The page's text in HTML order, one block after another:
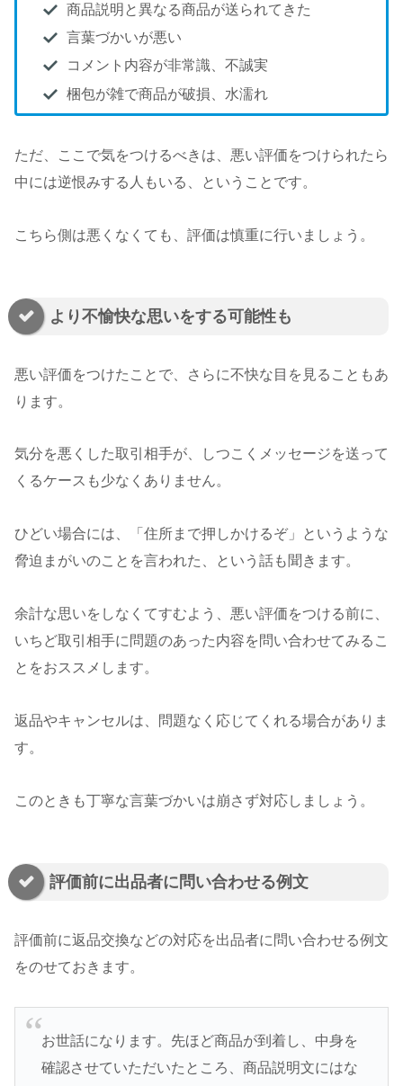
商品説明と異なる商品が送られてきた
言葉づかいが悪い
コメント内容が非常識、不誠実
梱包が雑で商品が破損、水濡れ
ただ、ここで気をつけるべきは、悪い評価をつけられたら
中には逆恨みする人もいる、ということです。
こちら側は悪くなくても、評価は慎重に行いましょう。
より不愉快な思いをする可能性も
悪い評価をつけたことで、さらに不快な目を見ることもあ
ります。
気分を悪くした取引相手が、しつこくメッセージを送って
くるケースも少なくありません。
ひどい場合には、「住所まで押しかけるぞ」というような
脅迫まがいのことを言われた、という話も聞きます。
余計な思いをしなくてすむよう、悪い評価をつける前に、
いちど取引相手に問題のあった内容を問い合わせてみるこ
とをおススメします。
返品やキャンセルは、問題なく応じてくれる場合がありま
す。
このときも丁寧な言葉づかいは崩さず対応しましょう。
評価前に出品者に問い合わせる例文
評価前に返品交換などの対応を出品者に問い合わせる例文
をのせておきます。
お世話になります。先ほど商品が到着し、中身を
確認させていただいたところ、商品説明文にはな